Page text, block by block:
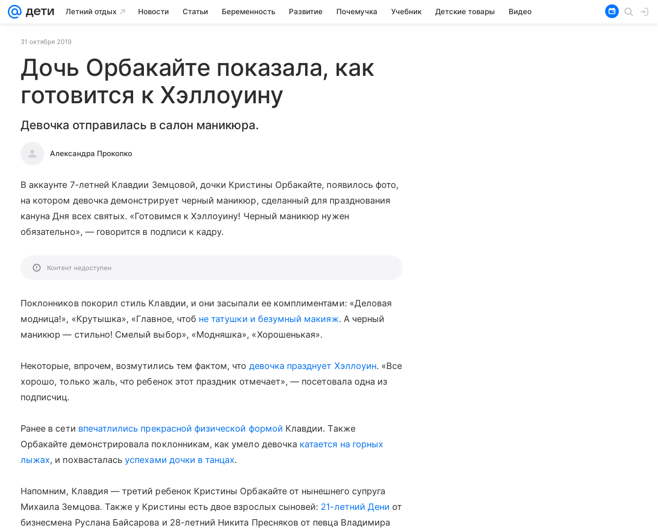
Летний отдых Новости Статьи Беременность Развитие Почемучка Учебник Детские товары Видео
31 октября 2019
Дочь Орбакайте показала, как
готовится к Хэллоуину
Девочка отправилась в салон маникюра.
Александра Прокопко
В аккаунте 7-летней Клавдии Земцовой, дочки Кристины Орбакайте, появилось фото,
на котором девочка демонстрирует черный маникюр, сделанный для празднования
кануна Дня всех святых. «Готовимся к Хэллоуину! Черный маникюр нужен
обязательно», — говорится в подписи к кадру.
Контент недоступен
Поклонников покорил стиль Клавдии, и они засыпали ее комплиментами: «Деловая
модница!», «Крутышка», «Главное, чтоб не татушки и безумный макияж. А черный
маникюр — стильно! Смелый выбор», «Модняшка», «Хорошенькая».
Некоторые, впрочем, возмутились тем фактом, что девочка празднует Хэллоуин. «Все
хорошо, только жаль, что ребенок этот праздник отмечает», — посетовала одна из
подписчиц.
Ранее в сети впечатлились прекрасной физической формой Клавдии. Также
Орбакайте демонстрировала поклонникам, как умело девочка катается на горных
лыжах, и похвасталасьуспехами дочки в танцах.
Напомним, Клавдия — третий ребенок Кристины Орбакайте от нынешнего супруга
Михаила Земцова. Также у Кристины есть двое взрослых сыновей: 21-летний Дени от
бизнесмена Руслана Байсарова и 28-летний Никита Пресняков от певца Владимира